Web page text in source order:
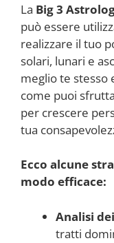
La Big 3
può essere
realizzare il tuo
solari, lunari e
meglio te stesso
come puoi
per crescere
tua
Ecco alcune
modo efficace:
Analisi
tratti